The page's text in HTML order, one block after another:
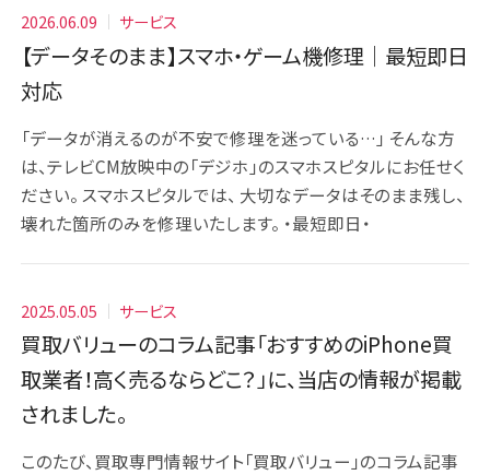
2026.06.09 サービス
【データそのまま】スマホ・ゲーム機修理｜最短即日
対応
「データが消えるのが不安で修理を迷っている…」 そんな方
は、テレビCM放映中の「デジホ」のスマホスピタルにお任せく
ださい。 スマホスピタルでは、 大切なデータはそのまま残し、
壊れた箇所のみを修理いたします。 ・最短即日・
2025.05.05 サービス
買取バリューのコラム記事「おすすめのiPhone買
取業者！高く売るならどこ？」に、当店の情報が掲載
されました。
このたび、買取専門情報サイト「買取バリュー」のコラム記事